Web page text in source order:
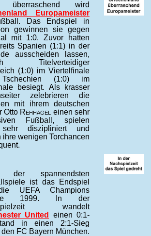
überraschend wird
Europameister
Das Endspiel in
gewinnen sie gegen
mit 1:0. Zuvor hatten
Spanien (1:1) in der
ausscheiden lassen,
Titelverteidiger
(1:0) im Viertelfinale
(1:0) im
besiegt. Als krasser
zelebrieren die
mit ihrem deutschen
Otto Rehhagel einen sehr
Fußball, spielen
diszipliniert und
ihre wenigen Torchancen
der spannendsten
ist das Endspiel
UEFA Champions
1999. In der
wandelt
United
einen 0:1-
in einen 2:1-Sieg
FC Bayern München.